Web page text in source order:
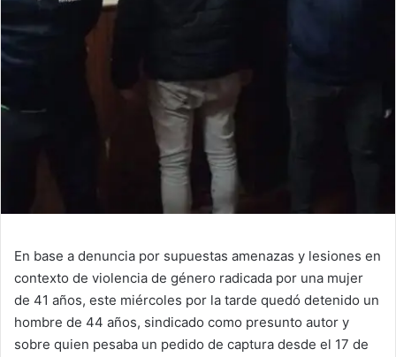
En base a denuncia por supuestas amenazas y lesiones en
contexto de violencia de género radicada por una mujer
de 41 años, este miércoles por la tarde quedó detenido un
hombre de 44 años, sindicado como presunto autor y
sobre quien pesaba un pedido de captura desde el 17 de